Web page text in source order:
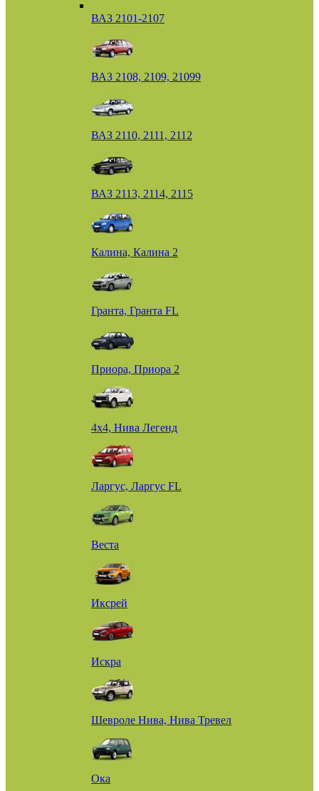
ВАЗ 2101-2107
ВАЗ 2108, 2109, 21099
ВАЗ 2110, 2111, 2112
ВАЗ 2113, 2114, 2115
Калина, Калина 2
Гранта, Гранта FL
Приора, Приора 2
4х4, Нива Легенд
Ларгус, Ларгус FL
Веста
Иксрей
Искра
Шевроле Нива, Нива Тревел
Ока